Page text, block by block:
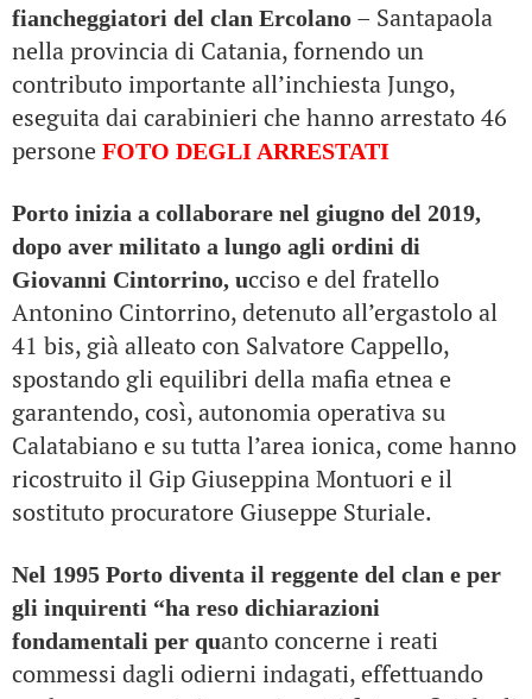
fiancheggiatori del clan Ercolano – Santapaola
nella provincia di Catania, fornendo un
contributo importante all’inchiesta Jungo,
eseguita dai carabinieri che hanno arrestato 46
persone FOTO DEGLI ARRESTATI
Porto inizia a collaborare nel giugno del 2019,
dopo aver militato a lungo agli ordini di
Giovanni Cintorrino, ucciso e del fratello
Antonino Cintorrino, detenuto all’ergastolo al
41 bis, già alleato con Salvatore Cappello,
spostando gli equilibri della mafia etnea e
garantendo, così, autonomia operativa su
Calatabiano e su tutta l’area ionica, come hanno
ricostruito il Gip Giuseppina Montuori e il
sostituto procuratore Giuseppe Sturiale.
Nel 1995 Porto diventa il reggente del clan e per
gli inquirenti “ha reso dichiarazioni
fondamentali per quanto concerne i reati
commessi dagli odierni indagati, effettuando